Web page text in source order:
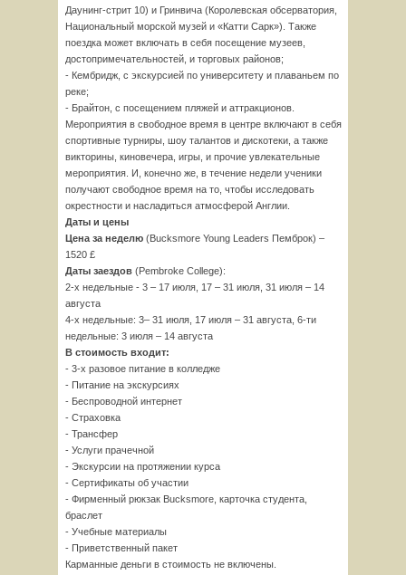
Даунинг-стрит 10) и Гринвича (Королевская обсерватория,
Национальный морской музей и «Катти Сарк»). Также
поездка может включать в себя посещение музеев,
достопримечательностей, и торговых районов;
- Кембридж, с экскурсией по университету и плаваньем по
реке;
- Брайтон, с посещением пляжей и аттракционов.
Мероприятия в свободное время в центре включают в себя
спортивные турниры, шоу талантов и дискотеки, а также
викторины, киновечера, игры, и прочие увлекательные
мероприятия. И, конечно же, в течение недели ученики
получают свободное время на то, чтобы исследовать
окрестности и насладиться атмосферой Англии.
Даты и цены
Цена за неделю (Bucksmore Young Leaders Пемброк) –
1520 £
Даты заездов (Pembroke College):
2-х недельные - 3 – 17 июля, 17 – 31 июля, 31 июля – 14
августа
4-х недельные: 3– 31 июля, 17 июля – 31 августа, 6-ти
недельные: 3 июля – 14 августа
В стоимость входит:
- 3-х разовое питание в колледже
- Питание на экскурсиях
- Беспроводной интернет
- Страховка
- Трансфер
- Услуги прачечной
- Экскурсии на протяжении курса
- Сертификаты об участии
- Фирменный рюкзак Bucksmore, карточка студента,
браслет
- Учебные материалы
- Приветственный пакет
Карманные деньги в стоимость не включены.